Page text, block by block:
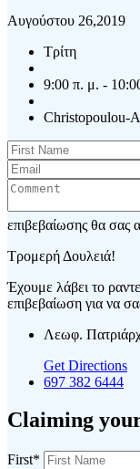
Αυγούστου 26,2019
Τρίτη
9:00 π. μ. -
Christopoulou-
επιβεβαίωσης θα σας
Τρομερή Δουλειά!
Έχουμε λάβει το
επιβεβαίωση για να
Λεωφ.
Get Directions
697 382 6444
Claiming
First*